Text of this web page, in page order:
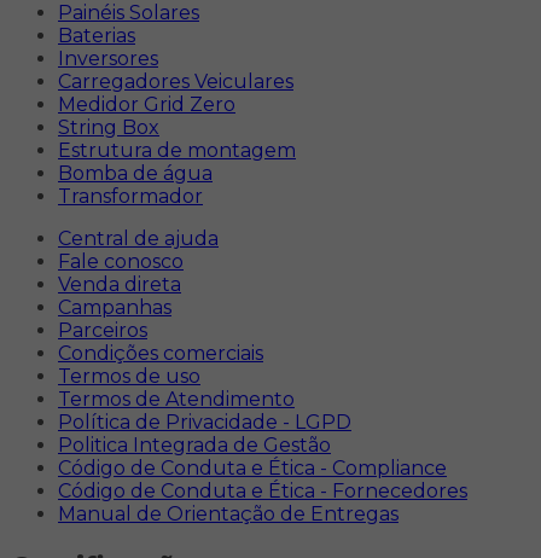
Painéis Solares
Baterias
Inversores
Carregadores Veiculares
Medidor Grid Zero
String Box
Estrutura de montagem
Bomba de água
Transformador
Central de ajuda
Fale conosco
Venda direta
Campanhas
Parceiros
Condições comerciais
Termos de uso
Termos de Atendimento
Política de Privacidade - LGPD
Politica Integrada de Gestão
Código de Conduta e Ética - Compliance
Código de Conduta e Ética - Fornecedores
Manual de Orientação de Entregas